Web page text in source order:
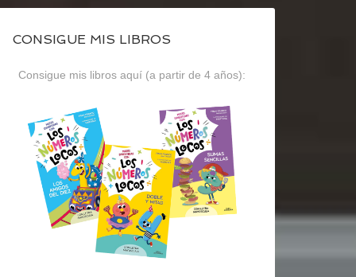
CONSIGUE MIS LIBROS
Consigue mis libros aquí (a partir de 4 años):